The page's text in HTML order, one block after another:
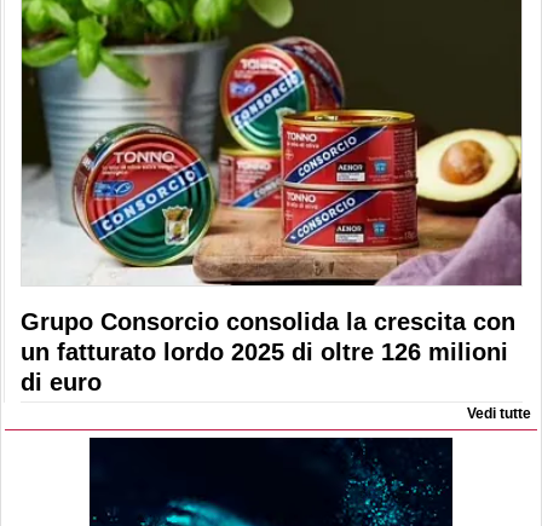
Grupo Consorcio consolida la crescita con
un fatturato lordo 2025 di oltre 126 milioni
di euro
Vedi tutte